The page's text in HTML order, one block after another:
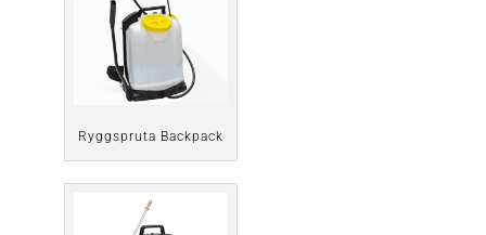
Ryggspruta Backpack